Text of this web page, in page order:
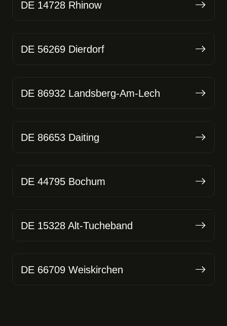
DE 14728 Rhinow
DE 56269 Dierdorf
DE 86932 Landsberg-Am-Lech
DE 86653 Daiting
DE 44795 Bochum
DE 15328 Alt-Tucheband
DE 66709 Weiskirchen